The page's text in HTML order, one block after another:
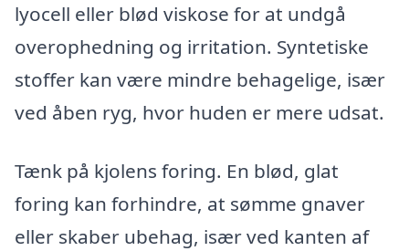
lyocell eller blød viskose for at undgå
overophedning og irritation. Syntetiske
stoffer kan være mindre behagelige, især
ved åben ryg, hvor huden er mere udsat.
Tænk på kjolens foring. En blød, glat
foring kan forhindre, at sømme gnaver
eller skaber ubehag, især ved kanten af